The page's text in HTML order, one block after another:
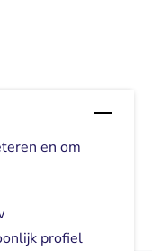
en om
profiel